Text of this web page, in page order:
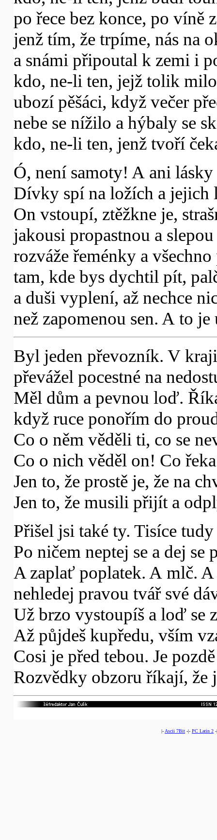
po řece bez konce, po víně
jenž tím, že trpíme, nás na
a snámi připoutal k zemi i
kdo, ne-li ten, jejž tolik
ubozí pěšáci, když večer
nebe se nížilo a hýbaly se
kdo, ne-li ten, jenž tvoří
Ó, není samoty! A ani
Dívky spí na ložích a jejich
On vstoupí, ztěžkne je,
jakousi propastnou a
rozváže řeménky a
tam, kde bys dychtil pít,
a duši vyplení, až nechce
než zapomenou sen. A to je
Byl jeden převozník. V
převážel pocestné na
Měl dům a pevnou loď.
když ruce ponořím do
Co o něm věděli ti, co se
Co o nich věděl on! Co
Jen to, že prostě je, že na
Jen to, že musili přijít a
Přišel jsi také ty. Tisíce
Po ničem neptej se a dej se
A zaplať poplatek. A mlč.
nehledej pravou tvář své
Už brzo vystoupíš a loď se
Až půjdeš kupředu, vším
Cosi je před tebou. Je
Rozvědky obzoru říkají, že
|- Ascii 7Bit -|- PC Latin 2